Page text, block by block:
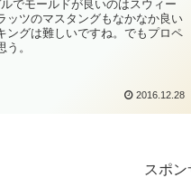
でモールドが良いのはスウィー
ッツのマスタングもなかなか良い
ングは難しいですね。でもプロペ
。
2016.12.28
スポン